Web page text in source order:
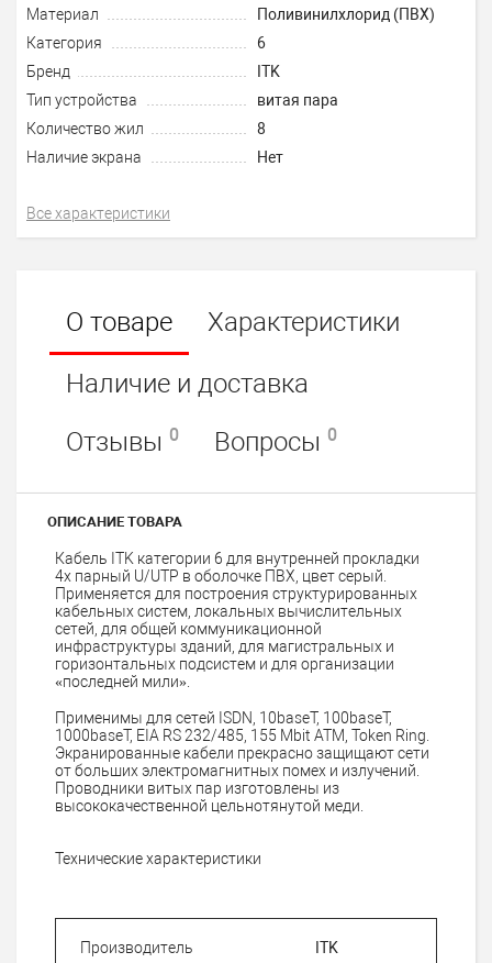
Материал
Поливинилхлорид (ПВХ)
Категория
6
Бренд
ITK
Тип устройства
витая пара
Количество жил
8
Наличие экрана
Нет
Все характеристики
О товаре
Характеристики
Наличие и доставка
Отзывы 0 Вопросы 0
ОПИСАНИЕ ТОВАРА
Кабель ITK категории 6 для внутренней прокладки
4х парный U/UTP в оболочке ПВХ, цвет серый.
Применяется для построения структурированных
кабельных систем, локальных вычислительных
сетей, для общей коммуникационной
инфраструктуры зданий, для магистральных и
горизонтальных подсистем и для организации
«последней мили».
Применимы для сетей ISDN, 10baseT, 100baseT,
1000baseT, EIA RS 232/485, 155 Mbit ATM, Token Ring.
Экранированные кабели прекрасно защищают сети
от больших электромагнитных помех и излучений.
Проводники витых пар изготовлены из
высококачественной цельнотянутой меди.
Технические характеристики
Производитель ITK